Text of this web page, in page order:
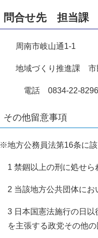
問合せ先 担当課
周南市岐山通1-1
地域づくり推進課 市
電話 0834-22-8296
その他留意事項
※地方公務員法第16条に該
1 禁錮以上の刑に処せ
2 当該地方公共団体に
3 日本国憲法施行の日以
を主張する政党その他